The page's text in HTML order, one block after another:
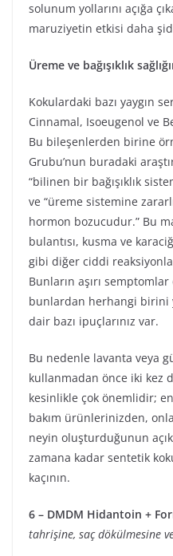
solunum yollarını açığa
maruziyetin etkisi daha
Üreme ve bağışıklık
Kokulardaki bazı yaygın
Cinnamal, Isoeugenol ve
Bu bileşenlerden birine
Grubu’nun buradaki
“bilinen bir bağışıklık
ve “üreme sistemine
hormon bozucudur.” Bu
bulantısı, kusma ve
gibi diğer ciddi
Bunların aşırı
bunlardan herhangi birini
dair bazı ipuçlarınız var.
Bu nedenle lavanta veya
kullanmadan önce iki kez
kesinlikle çok önemlidir;
bakım ürünlerinizden,
neyin oluşturduğunun
zamana kadar sentetik
kaçının.
6 – DMDM Hidantoin +
tahrişine, saç dökülmesine